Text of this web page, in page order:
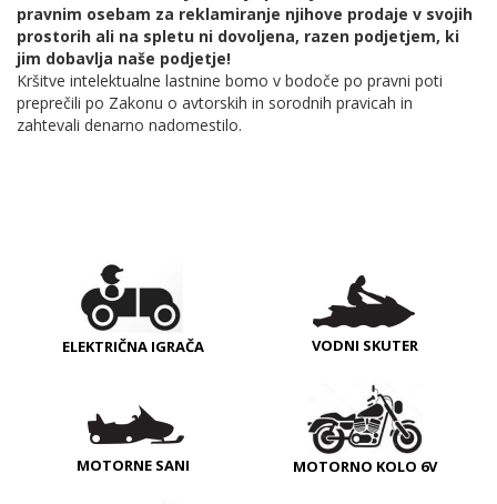
pravnim osebam za reklamiranje njihove prodaje v svojih
prostorih ali na spletu ni dovoljena, razen podjetjem, ki
jim dobavlja naše podjetje!
Kršitve intelektualne lastnine bomo v bodoče po pravni poti
preprečili po Zakonu o avtorskih in sorodnih pravicah in
zahtevali denarno nadomestilo.
ELEKTRIČNA IGRAČA VODNI SKUTER
MOTORNE SANI MOTORNO KOLO 6V